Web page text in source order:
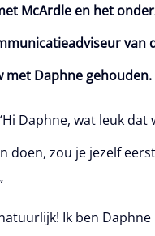
McArdle en het
van
met Daphne gehouden.
Daphne, wat leuk dat
doen, zou je jezelf
natuurlijk! Ik ben Daphne